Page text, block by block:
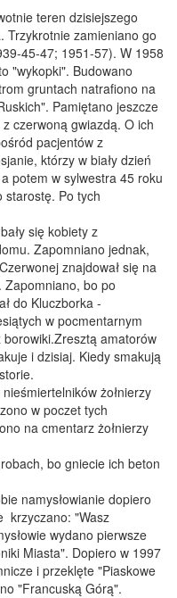
teren dzisiejszego
Trzykrotnie zamieniano go
45-47; 1951-57). W 1958
"wykopki". Budowano
gruntach natrafiono na
Pamiętano jeszcze
czerwoną gwiazdą. O ich
pacjentów z
którzy w biały dzień
potem w sylwestra 45 roku
starostę. Po tych
się kobiety z
Zapomniano jednak,
znajdował się na
Zapomniano, bo po
do Kluczborka -
w pocmentarnym
borowiki.Zresztą amatorów
i dzisiaj. Kiedy smakują
żołnierzy
w poczet tych
na cmentarz żołnierzy
bo gniecie ich beton
namysłowianie dopiero
krzyczano: "Wasz
wydano pierwsze
Miasta". Dopiero w 1997
i przeklęte "Piaskowe
"Francuską Górą".